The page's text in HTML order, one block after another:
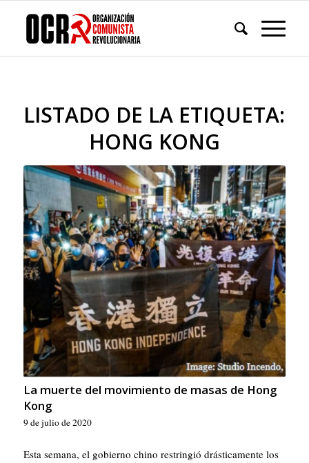
LISTADO DE LA ETIQUETA:
HONG KONG
La muerte del movimiento de masas de Hong
Kong
9 de julio de 2020
Esta semana, el gobierno chino restringió drásticamente los